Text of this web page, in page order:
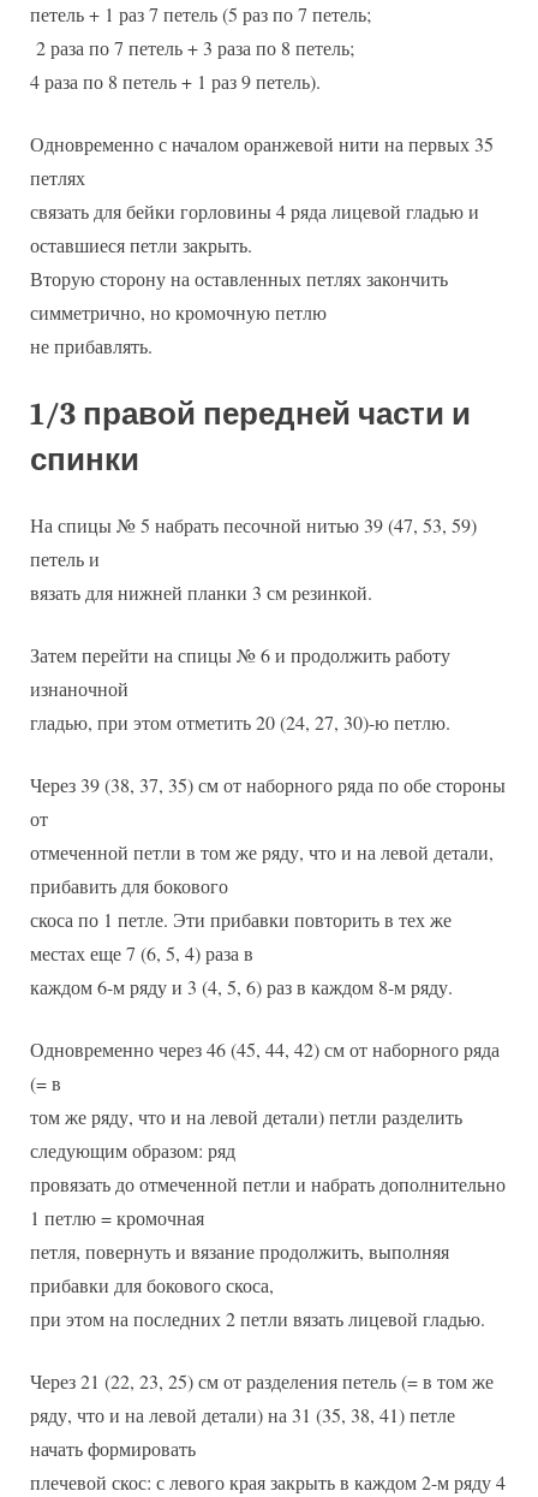
петель + 1 раз 7 петель (5 раз по 7 петель;
2 раза по 7 петель + 3 раза по 8 петель;
4 раза по 8 петель + 1 раз 9 петель).
Одновременно с началом оранжевой нити на первых 35
петлях
связать для бейки горловины 4 ряда лицевой гладью и
оставшиеся петли закрыть.
Вторую сторону на оставленных петлях закончить
симметрично, но кромочную петлю
не прибавлять.
1/3 правой передней части и
спинки
На спицы № 5 набрать песочной нитью 39 (47, 53, 59)
петель и
вязать для нижней планки 3 см резинкой.
Затем перейти на спицы № 6 и продолжить работу
изнаночной
гладью, при этом отметить 20 (24, 27, 30)-ю петлю.
Через 39 (38, 37, 35) см от наборного ряда по обе стороны
от
отмеченной петли в том же ряду, что и на левой детали,
прибавить для бокового
скоса по 1 петле. Эти прибавки повторить в тех же
местах еще 7 (6, 5, 4) раза в
каждом 6-м ряду и 3 (4, 5, 6) раз в каждом 8-м ряду.
Одновременно через 46 (45, 44, 42) см от наборного ряда
(= в
том же ряду, что и на левой детали) петли разделить
следующим образом: ряд
провязать до отмеченной петли и набрать дополнительно
1 петлю = кромочная
петля, повернуть и вязание продолжить, выполняя
прибавки для бокового скоса,
при этом на последних 2 петли вязать лицевой гладью.
Через 21 (22, 23, 25) см от разделения петель (= в том же
ряду, что и на левой детали) на 31 (35, 38, 41) петле
начать формировать
плечевой скос: с левого края закрыть в каждом 2-м ряду 4